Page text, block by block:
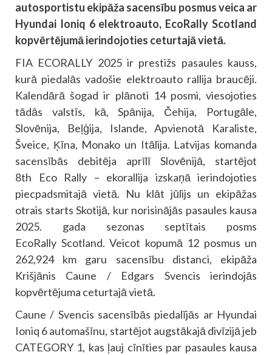
autosportistu ekipāža sacensību posmus veica ar
Hyundai Ioniq 6 elektroauto, EcoRally Scotland
kopvērtējumā ierindojoties ceturtajā vietā.
FIA ECORALLY 2025 ir prestižs pasaules kauss,
kurā piedalās vadošie elektroauto rallija braucēji.
Kalendārā šogad ir plānoti 14 posmi, viesojoties
tādās valstīs, kā, Spānija, Čehija, Portugāle,
Slovēnija, Beļģija, Islande, Apvienotā Karaliste,
Šveice, Ķīna, Monako un Itālija. Latvijas komanda
sacensībās debitēja aprīlī Slovēnijā, startējot
8th Eco Rally – ekorallija izskaņā ierindojoties
piecpadsmitajā vietā. Nu klāt jūlijs un ekipāžas
otrais starts Skotijā, kur norisinājās pasaules kausa
2025. gada sezonas septītais posms
EcoRally Scotland. Veicot kopumā 12 posmus un
262,924 km garu sacensību distanci, ekipāža
Krišjānis Caune / Edgars Svencis ierindojās
kopvērtējuma ceturtajā vietā.
Caune / Svencis sacensībās piedalījās ar Hyundai
Ioniq 6 automašīnu, startējot augstākajā divīzijā jeb
CATEGORY 1, kas ļauj cīnīties par pasaules kausa